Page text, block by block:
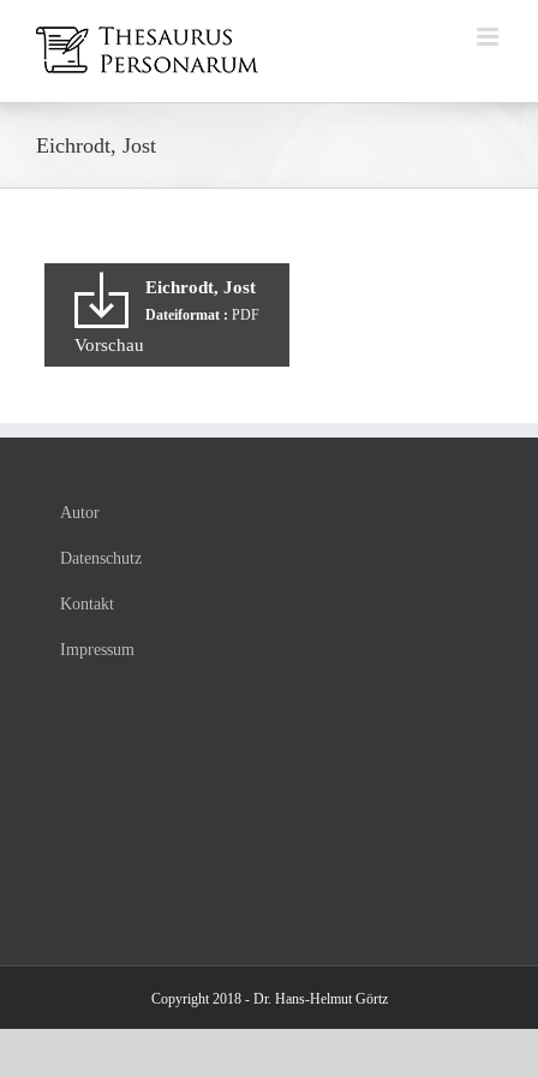
Inhalt
springen
Eichrodt, Jost
Eichrodt, Jost
Dateiformat : PDF
Vorschau
Autor
Datenschutz
Kontakt
Impressum
Copyright 2018 - Dr. Hans-Helmut Görtz